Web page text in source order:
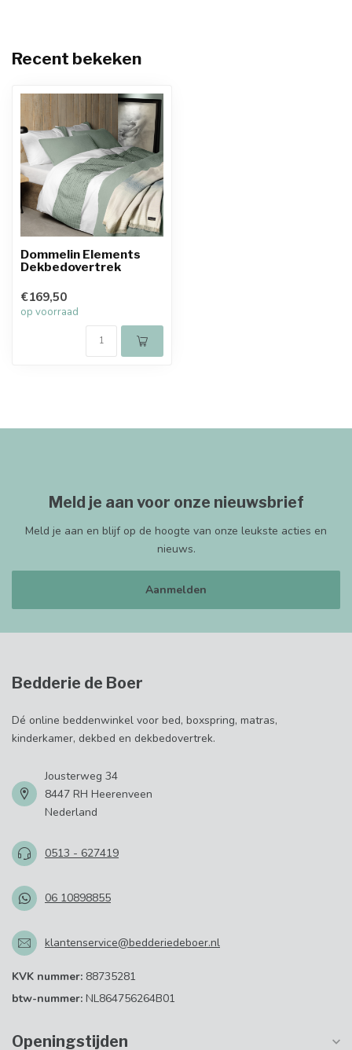
Recent bekeken
Dommelin Elements
Dekbedovertrek
€169,50
op voorraad
Meld je aan voor onze nieuwsbrief
Meld je aan en blijf op de hoogte van onze leukste acties en
nieuws.
Aanmelden
Bedderie de Boer
Dé online beddenwinkel voor bed, boxspring, matras,
kinderkamer, dekbed en dekbedovertrek.
Jousterweg 34
8447 RH Heerenveen
Nederland
0513 - 627419
06 10898855
klantenservice@bedderiedeboer.nl
KVK nummer: 88735281
btw-nummer: NL864756264B01
Openingstijden